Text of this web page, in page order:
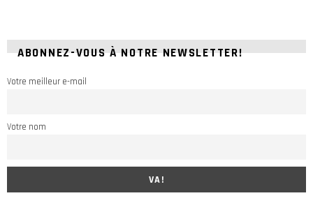
ABONNEZ-VOUS À NOTRE NEWSLETTER!
Votre meilleur e-mail
Votre nom